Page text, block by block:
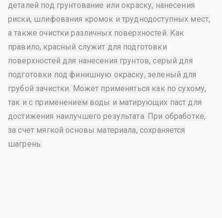
деталей под грунтование или окраску, нанесения
риски, шлифования кромок и труднодоступных мест,
а также очистки различных поверхностей. Как
правило, красный служит для подготовки
поверхностей для нанесения грунтов, серый для
подготовки под финишную окраску, зеленый для
грубой зачистки. Может применяться как по сухому,
так и с применением воды и матирующих паст для
достижения наилучшего результата. При обработке,
за счет мягкой основы материала, сохраняется
шагрень.